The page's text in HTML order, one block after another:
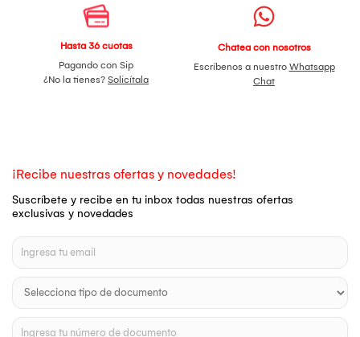
Hasta 36 cuotas
Pagando con Sip
¿No la tienes? Solicítala
Chatea con nosotros
Escríbenos a nuestro Whatsapp
Chat
¡Recibe nuestras ofertas y novedades!
Suscríbete y recibe en tu inbox todas nuestras ofertas
exclusivas y novedades